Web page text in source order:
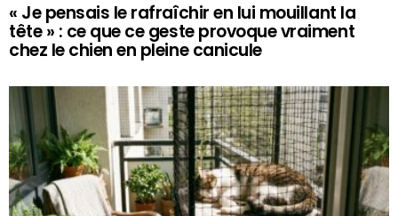
« Je pensais le rafraîchir en lui mouillant la
tête » : ce que ce geste provoque vraiment
chez le chien en pleine canicule